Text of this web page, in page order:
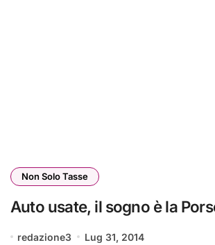
Non Solo Tasse
Auto usate, il sogno è la
redazione3 Lug 31, 2014